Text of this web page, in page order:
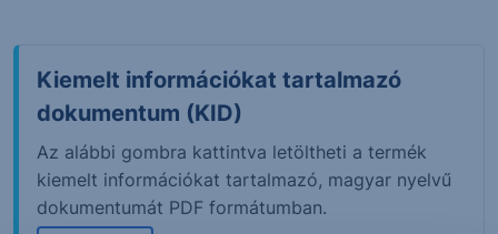
Kiemelt információkat tartalmazó
dokumentum (KID)
Az alábbi gombra kattintva letöltheti a termék
kiemelt információkat tartalmazó, magyar nyelvű
dokumentumát PDF formátumban.